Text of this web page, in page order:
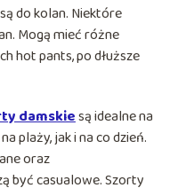
do kolan. Niektóre
Mogą mieć różne
hot pants, po dłuższe
damskiesą idealne na
plaży, jak i na co dzień.
oraz
być casualowe. Szorty